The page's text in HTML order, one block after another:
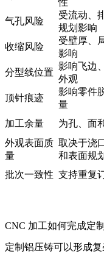
性
气孔风险
受流动、
规划影响
收缩风险
受壁厚、
影响
分型线位置
影响飞边
外观
顶针痕迹
影响零件
量
加工余量
为孔、面
外观表面质
量
取决于浇
和表面规划
批次一致性 支持重复
CNC 加工如何完成定
定制铝压铸可以形成